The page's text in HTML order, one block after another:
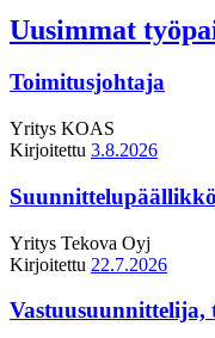
Uusimmat
Toimitusjohtaja
Yritys KOAS
Kirjoitettu 3.8.2026
Suunnittelupäällikkö
Yritys Tekova Oyj
Kirjoitettu 22.7.2026